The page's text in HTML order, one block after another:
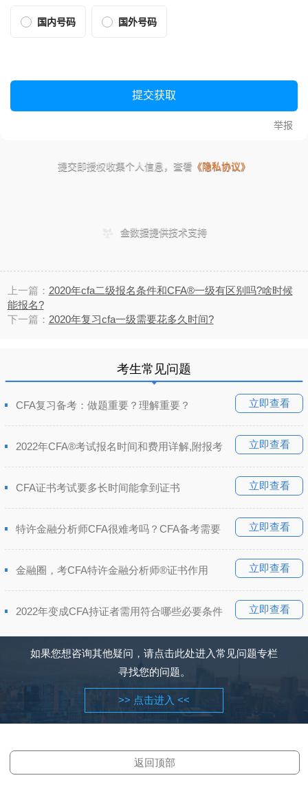
上一篇： 2020年cfa二级报名条件和CFA®一级有区别吗?啥时候
能报名?
下一篇： 2020年复习cfa一级需要花多久时间?
考生常见问题
立即查看
CFA复习备考：做题重要？理解重要？
立即查看
2022年CFA®考试报名时间和费用详解,附报考
立即查看
CFA证书考试要多长时间能拿到证书
立即查看
特许金融分析师CFA很难考吗？CFA备考需要
立即查看
金融圈，考CFA特许金融分析师®证书作用
立即查看
2022年变成CFA持证者需用符合哪些必要条件
如果您想咨询其他疑问，请点击此处进入常见问题专栏
寻找您的问题。
>> 点击进入 <<
返回顶部